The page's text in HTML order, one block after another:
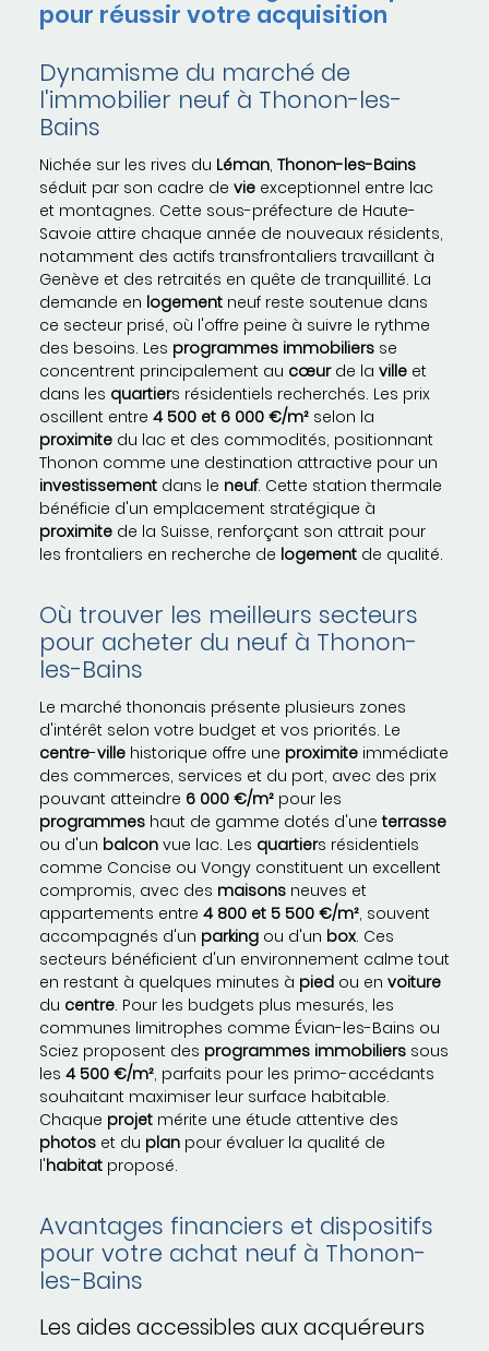
pour réussir votre acquisition
Dynamisme du marché de
l'immobilier neuf à Thonon-les-
Bains
Nichée sur les rives du Léman, Thonon-les-Bains
séduit par son cadre de vie exceptionnel entre lac
et montagnes. Cette sous-préfecture de Haute-
Savoie attire chaque année de nouveaux résidents,
notamment des actifs transfrontaliers travaillant à
Genève et des retraités en quête de tranquillité. La
demande en logement neuf reste soutenue dans
ce secteur prisé, où l'offre peine à suivre le rythme
des besoins. Les programmes immobiliers se
concentrent principalement au cœurde la ville et
dans les quartiers résidentiels recherchés. Les prix
oscillent entre 4 500 et 6 000 €/m² selon la
proximite du lac et des commodités, positionnant
Thonon comme une destination attractive pour un
investissement dans le neuf. Cette station thermale
bénéficie d'un emplacement stratégique à
proximite de la Suisse, renforçant son attrait pour
les frontaliers en recherche de logement de qualité.
Où trouver les meilleurs secteurs
pour acheter du neuf à Thonon-
les-Bains
Le marché thononais présente plusieurs zones
d'intérêt selon votre budget et vos priorités. Le
centre-ville historique offre une proximite immédiate
des commerces, services et du port, avec des prix
pouvant atteindre 6 000 €/m² pour les
programmes haut de gamme dotés d'uneterrasse
ou d'un balcon vue lac. Les quartiers résidentiels
comme Concise ou Vongy constituent un excellent
compromis, avec des maisons neuves et
appartements entre 4 800 et 5 500 €/m², souvent
accompagnés d'un parking ou d'un box. Ces
secteurs bénéficient d'un environnement calme tout
en restant à quelques minutes à pied ou en voiture
du centre. Pour les budgets plus mesurés, les
communes limitrophes comme Évian-les-Bains ou
Sciez proposent des programmes immobiliers sous
les 4 500 €/m², parfaits pour les primo-accédants
souhaitant maximiser leur surface habitable.
Chaque projet mérite une étude attentive des
photos et du plan pour évaluer la qualité de
l'habitat proposé.
Avantages financiers et dispositifs
pour votre achat neuf à Thonon-
les-Bains
Les aides accessibles aux acquéreurs